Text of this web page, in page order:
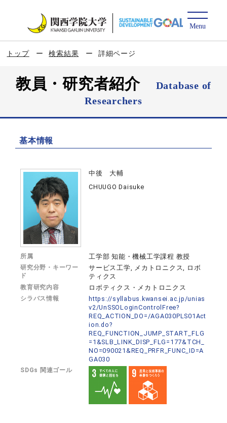
トップ 検索結果 詳細ページ
教員・研究者紹介
Database of
Researchers
基本情報
中後 大輔
CHUUGO Daisuke
所属 工学部 知能・機械工学課程 教授
研究分野・キーワー
ド
サービス工学, メカトロニクス, ロボ
ティクス
教育研究内容 ロボティクス・メカトロニクス
シラバス情報
https://syllabus.kwansei.ac.jp/unias
v2/UnSSOLoginControlFree?
REQ_ACTION_DO=/AGA030PLS01Act
ion.do?
REQ_FUNCTION_JUMP_START_FLG
=1&SLB_LINK_DISP_FLG=177&TCH_
NO=090021&REQ_PRFR_FUNC_ID=A
GA030
SDGs 関連ゴール